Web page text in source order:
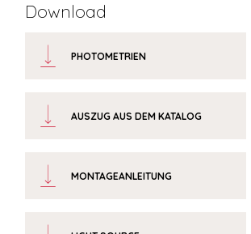
Download
PHOTOMETRIEN
AUSZUG AUS DEM KATALOG
MONTAGEANLEITUNG